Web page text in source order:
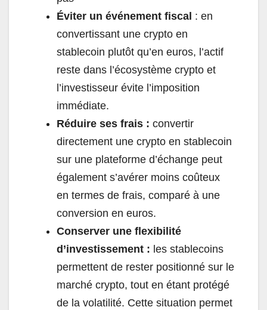
Éviter un événement fiscal : en
convertissant une crypto en
stablecoin plutôt qu’en euros, l’actif
reste dans l’écosystème crypto et
l’investisseur évite l’imposition
immédiate.
Réduire ses frais : convertir
directement une crypto en stablecoin
sur une plateforme d’échange peut
également s’avérer moins coûteux
en termes de frais, comparé à une
conversion en euros.
Conserver une flexibilité
d’investissement : les stablecoins
permettent de rester positionné sur le
marché crypto, tout en étant protégé
de la volatilité. Cette situation permet